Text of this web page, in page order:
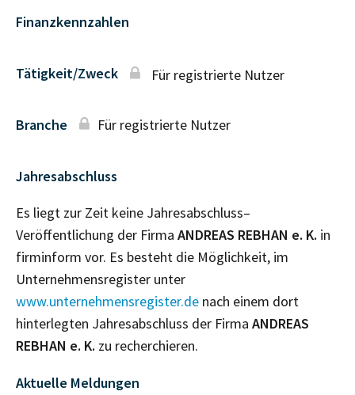
Finanzkennzahlen
Tätigkeit/Zweck Für registrierte Nutzer
Branche Für registrierte Nutzer
Jahresabschluss
Es liegt zur Zeit keine Jahresabschluss–
Veröffentlichung der Firma ANDREAS REBHAN e. K. in
firminform vor. Es besteht die Möglichkeit, im
Unternehmensregister unter
www.unternehmensregister.de nach einem dort
hinterlegten Jahresabschluss der Firma ANDREAS
REBHAN e. K. zu recherchieren.
Aktuelle Meldungen